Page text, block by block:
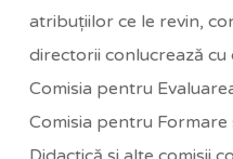
atribuţiilor ce le revin,
directorii conlucrează
Comisia pentru
Comisia pentru